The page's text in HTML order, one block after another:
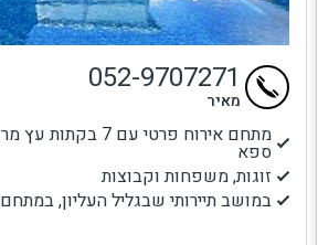
מתחם אירוח פרטי עם
ספא
זוגות, משפחות וקבוצות
במושב תיירותי שבגליל העליון,
052-9707271
מאיר